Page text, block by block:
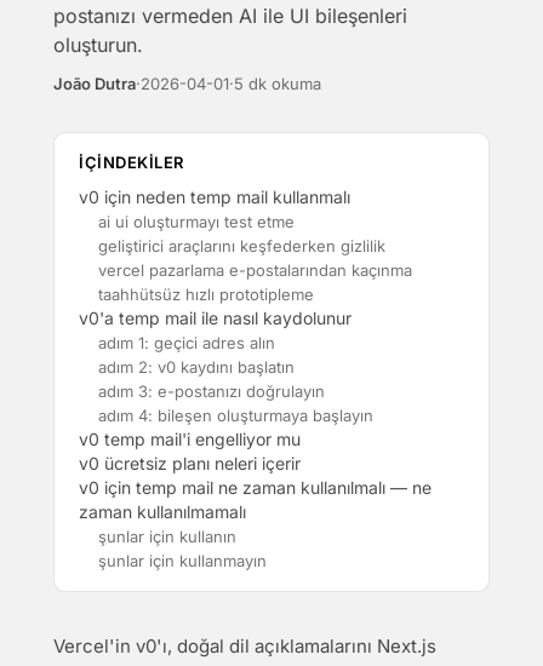
postanızı vermeden AI ile UI bileşenleri
oluşturun.
João Dutra·2026-04-01·5 dk okuma
IÇINDEKILER
v0 için neden temp mail kullanmalı
ai ui oluşturmayı test etme
geliştirici araçlarını keşfederken gizlilik
vercel pazarlama e-postalarından kaçınma
taahhütsüz hızlı prototipleme
v0'a temp mail ile nasıl kaydolunur
adım 1: geçici adres alın
adım 2: v0 kaydını başlatın
adım 3: e-postanızı doğrulayın
adım 4: bileşen oluşturmaya başlayın
v0 temp mail'i engelliyor mu
v0 ücretsiz planı neleri içerir
v0 için temp mail ne zaman kullanılmalı — ne
zaman kullanılmamalı
şunlar için kullanın
şunlar için kullanmayın
Vercel'in v0'ı, doğal dil açıklamalarını Next.js